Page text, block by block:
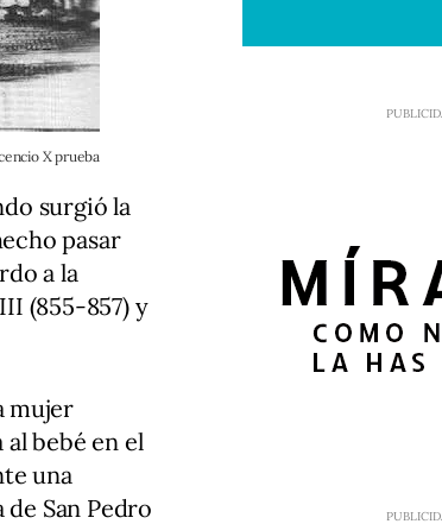
X prueba
surgió la
pasar
a la
(855-857) y
mujer
bebé en el
una
San Pedro